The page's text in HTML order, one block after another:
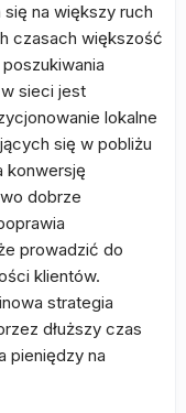
na większy ruch
czasach większość
sieci jest
lokalne
się w pobliżu
konwersję
dobrze
prowadzić do
klientów.
strategia
dłuższy czas
pieniędzy na